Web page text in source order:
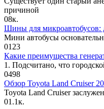
причиной
08к.
Шины для микроавтобусов:
Мини автобусы
0123
Какие преимущества
1. Подсчитано, что
0498
Обзор Toyota Land Cruiser
Toyota Land Cruiser
01.1к.